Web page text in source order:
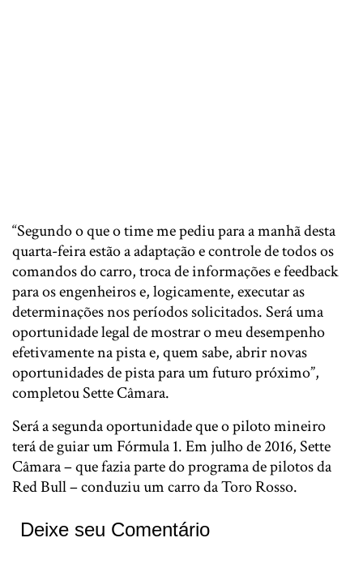
“Segundo o que o time me pediu para a manhã desta
quarta-feira estão a adaptação e controle de todos os
comandos do carro, troca de informações e feedback
para os engenheiros e, logicamente, executar as
determinações nos períodos solicitados. Será uma
oportunidade legal de mostrar o meu desempenho
efetivamente na pista e, quem sabe, abrir novas
oportunidades de pista para um futuro próximo”,
completou Sette Câmara.
Será a segunda oportunidade que o piloto mineiro
terá de guiar um Fórmula 1. Em julho de 2016, Sette
Câmara – que fazia parte do programa de pilotos da
Red Bull – conduziu um carro da Toro Rosso.
Deixe seu Comentário